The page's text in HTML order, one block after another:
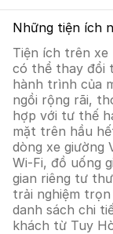
Những tiện ích
Tiện ích trên
có thể thay đổi
hành trình của
ngồi rộng rãi,
hợp với tư thế
mặt trên hầu
dòng xe giường
Wi-Fi, đồ uống
gian riêng tư
trải nghiệm
danh sách chi
khách từ Tuy